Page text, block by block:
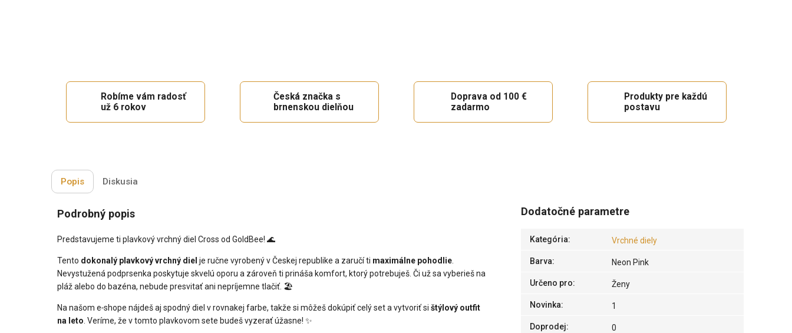
Robíme vám radosť
už 6 rokov
Česká značka s
brnenskou dielňou
Doprava od 100 €
zadarmo
Produkty pre každú
postavu
Popis Diskusia
Podrobný popis
Predstavujeme ti plavkový vrchný diel Cross od GoldBee! 🌊
Tento dokonalý plavkový vrchný diel je ručne vyrobený v Českej republike a zaručí ti maximálne pohodlie
Nevystužená podprsenka poskytuje skvelú oporu a zároveň ti prináša komfort, ktorý potrebuješ. Či už sa vyberieš na
pláž alebo do bazéna, nebude presvitať ani nepríjemne tlačiť. 🏖️
Na našom e‑shope nájdeš aj spodný diel v rovnakej farbe, takže si môžeš dokúpiť celý set a vytvoriť si štýlový outfit
na leto . Veríme, že v tomto plavkovom sete budeš vyzerať úžasne! ✨
Dodatočné parametre
Kategória: Vrchné diely
Barva: Neon Pink
Určeno pro: Ženy
Novinka: 1
Doprodej: 0